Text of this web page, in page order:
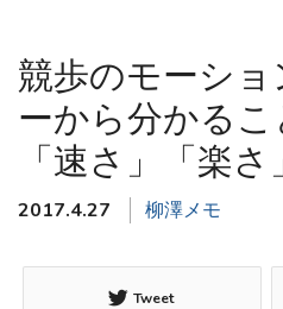
競歩のモーシ
ーから分かる
「速さ」「楽
2017.4.27 柳澤メモ
Tweet